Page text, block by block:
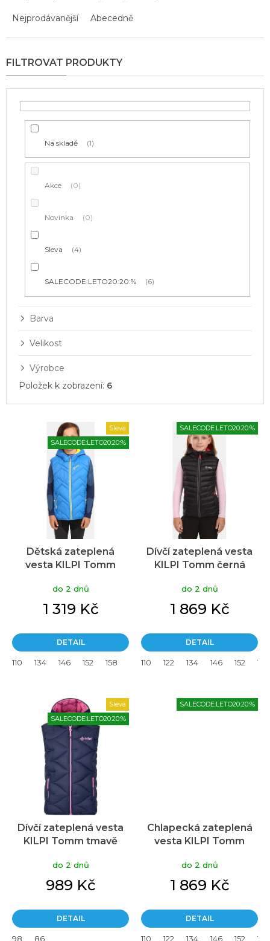
p
r
o
Nejprodávanější Abecedně
Na skladě 1
Akce 0
Novinka 0
Sleva 4
SALECODE:LETO20:20:% 6
Barva
Velikost
Výrobce
Položek k zobrazení: 6
Sleva
SALECODE:LETO20:20:%
Dětská zateplená
vesta KILPI Tomm
do 2 dnů
1 319 Kč
DETAIL
110 134 146 152 158
SALECODE:LETO20:20:%
Dívčí zateplená vesta
KILPI Tomm černá
do 2 dnů
1 869 Kč
DETAIL
110 122 134 146 152 158
Sleva
SALECODE:LETO20:20:%
Dívčí zateplená vesta
KILPI Tomm tmavě
do 2 dnů
989 Kč
DETAIL
98 86
SALECODE:LETO20:20:%
Chlapecká zateplená
vesta KILPI Tomm
do 2 dnů
1 869 Kč
DETAIL
110 122 134 146 152 158